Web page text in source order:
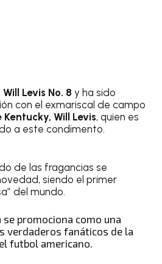
Will Levis No. 8y ha sido
con el exmariscal de campo
Will Levis, quien es
a este condimento.
de las fragancias se
siendo el primer
del mundo.
se promociona como una
verdaderos fanáticos de la
futbol americano.